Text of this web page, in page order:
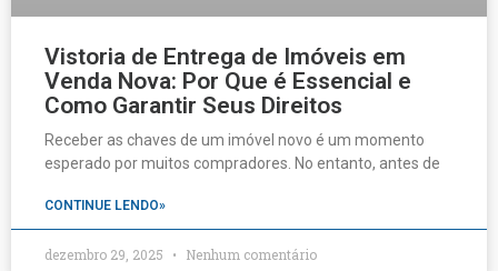
Vistoria de Entrega de Imóveis em
Venda Nova: Por Que é Essencial e
Como Garantir Seus Direitos
Receber as chaves de um imóvel novo é um momento
esperado por muitos compradores. No entanto, antes de
CONTINUE LENDO»
dezembro 29, 2025 Nenhum comentário